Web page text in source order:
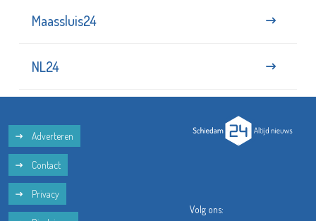
Maassluis24
NL24
Adverteren
Contact
Privacy
Volg ons: